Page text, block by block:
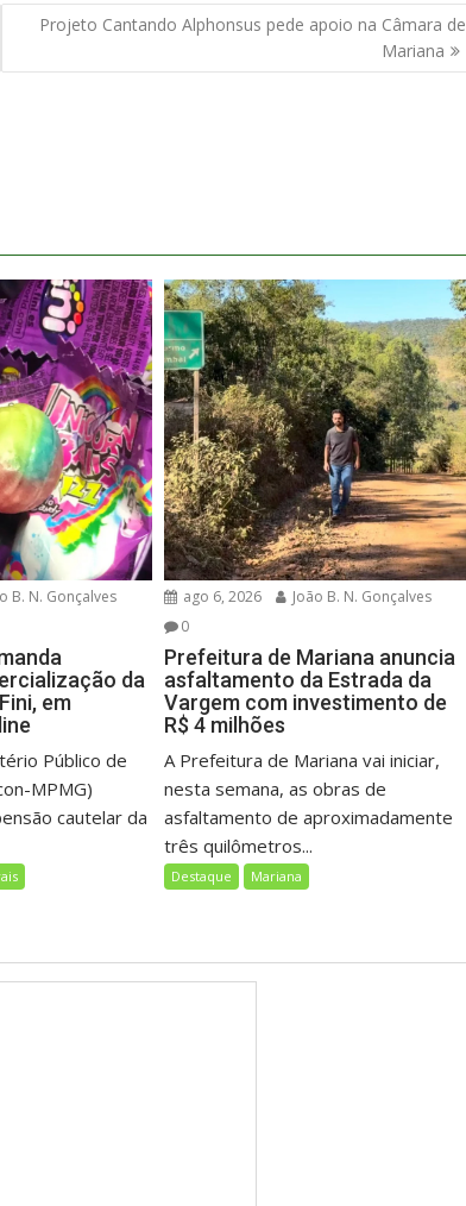
Projeto Cantando Alphonsus pede apoio na Câmara de
Mariana
B. N. Gonçalves
da
em
Público de
MPMG)
cautelar da
ago 6, 2026
João B. N. Gonçalves
0
Prefeitura de Mariana anuncia
asfaltamento da Estrada da
Vargem com investimento de
R$ 4 milhões
A Prefeitura de Mariana vai iniciar,
nesta semana, as obras de
asfaltamento de aproximadamente
três quilômetros...
Destaque Mariana